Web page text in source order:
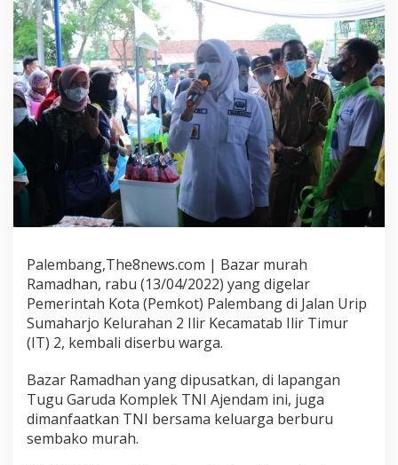
Palembang,The8news.com | Bazar murah
Ramadhan, rabu (13/04/2022) yang digelar
Pemerintah Kota (Pemkot) Palembang di Jalan Urip
Sumaharjo Kelurahan 2 Ilir Kecamatab Ilir Timur
(IT) 2, kembali diserbu warga.
Bazar Ramadhan yang dipusatkan, di lapangan
Tugu Garuda Komplek TNI Ajendam ini, juga
dimanfaatkan TNI bersama keluarga berburu
sembako murah.